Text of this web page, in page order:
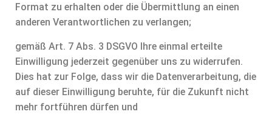
Format zu erhalten oder die Übermittlung an einen
anderen Verantwortlichen zu verlangen;
gemäß Art. 7 Abs. 3 DSGVO Ihre einmal erteilte
Einwilligung jederzeit gegenüber uns zu widerrufen.
Dies hat zur Folge, dass wir die Datenverarbeitung, die
auf dieser Einwilligung beruhte, für die Zukunft nicht
mehr fortführen dürfen und